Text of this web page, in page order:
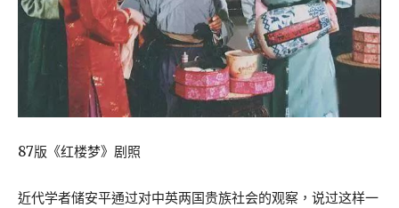
87版《红楼梦》剧照
近代学者储安平通过对中英两国贵族社会的观察，说过这样一